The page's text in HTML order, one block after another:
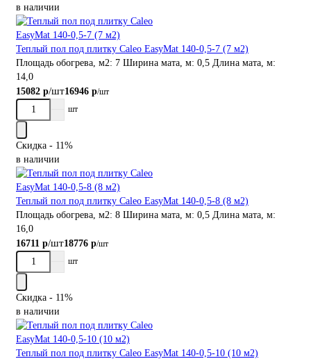
в наличии
Теплый пол под плитку Caleo EasyMat 140-0,5-7 (7 м2)
Площадь обогрева, м2: 7 Ширина мата, м: 0,5 Длина мата, м:
14,0
15082 р/шт16946 р/шт
шт
Скидка - 11%
в наличии
Теплый пол под плитку Caleo EasyMat 140-0,5-8 (8 м2)
Площадь обогрева, м2: 8 Ширина мата, м: 0,5 Длина мата, м:
16,0
16711 р/шт18776 р/шт
шт
Скидка - 11%
в наличии
Теплый пол под плитку Caleo EasyMat 140-0,5-10 (10 м2)